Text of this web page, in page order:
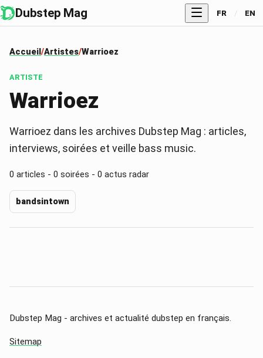
Dubstep Mag FR / EN
Accueil Artistes Warrioez
ARTISTE
Warrioez
Warrioez dans les archives Dubstep Mag : articles,
interviews, soirées et veille bass music.
0 articles - 0 soirées - 0 actus radar
bandsintown
Dubstep Mag - archives et actualité dubstep en français.
Sitemap